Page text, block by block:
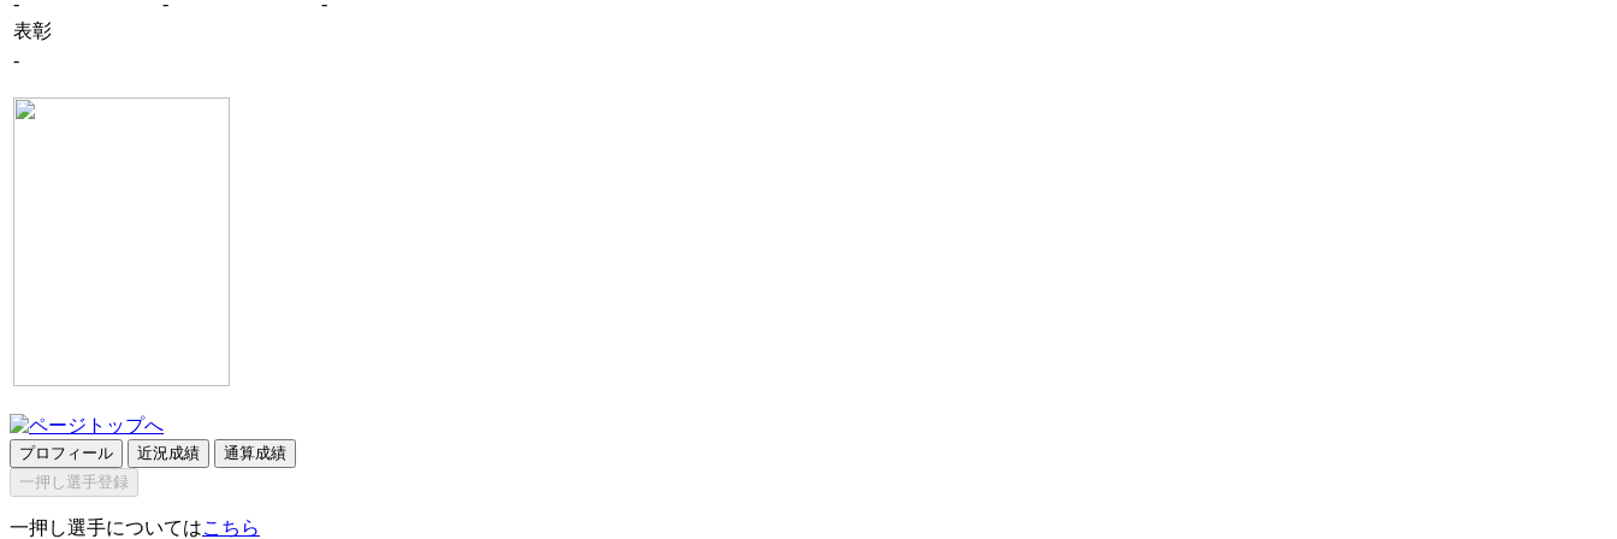
表彰
-
プロフィール 近況成績
通算成績
一押し選手登録
一押し選手についてはこちら